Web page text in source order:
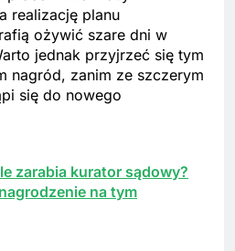
realizację planu
ożywić szare dni w
jednak przyjrzeć się tym
nagród, zanim ze szczerym
się do nowego
zarabia kurator sądowy?
na tym